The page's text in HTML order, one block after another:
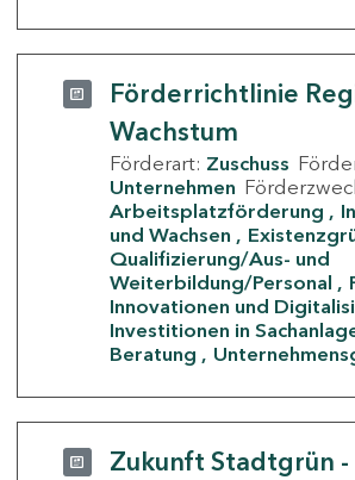
Förderrichtlinie
Wachstum
Förderart: Zuschuss
Unternehmen
Arbeitsplatzförderung
und Wachsen
Qualifizierung/Aus- und
Weiterbildung/Personal
Innovationen und
Investitionen in
Beratung
Zukunft Stadtgrün -